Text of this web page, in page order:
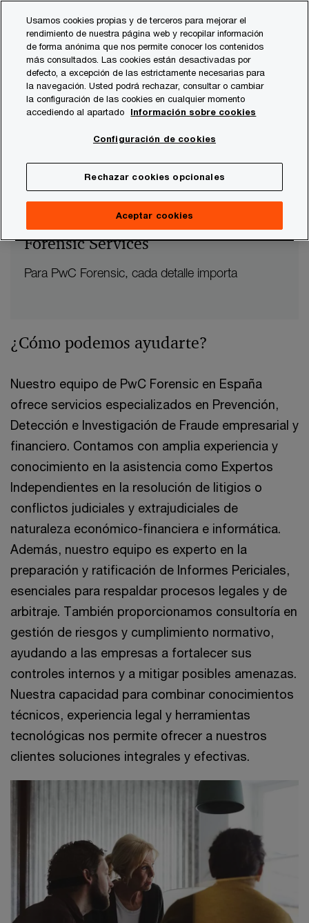
content
footer
Forensic Services
Forensic Services
Para PwC Forensic, cada detalle importa
¿Cómo podemos ayudarte?
Nuestro equipo de PwC Forensic en España
ofrece servicios especializados en Prevención,
Detección e Investigación de Fraude empresarial y
financiero. Contamos con amplia experiencia y
conocimiento en la asistencia como Expertos
Independientes en la resolución de litigios o
conflictos judiciales y extrajudiciales de
naturaleza económico-financiera e informática.
Además, nuestro equipo es experto en la
preparación y ratificación de Informes Periciales,
esenciales para respaldar procesos legales y de
arbitraje. También proporcionamos consultoría en
gestión de riesgos y cumplimiento normativo,
ayudando a las empresas a fortalecer sus
controles internos y a mitigar posibles amenazas.
Nuestra capacidad para combinar conocimientos
técnicos, experiencia legal y herramientas
tecnológicas nos permite ofrecer a nuestros
clientes soluciones integrales y efectivas.
Usamos cookies propias y de terceros para mejorar el
rendimiento de nuestra página web y recopilar información
de forma anónima que nos permite conocer los contenidos
más consultados. Las cookies están desactivadas por
defecto, a excepción de las estrictamente necesarias para
la navegación. Usted podrá rechazar, consultar o cambiar
la configuración de las cookies en cualquier momento
accediendo al apartado
Información sobre cookies
Configuración de cookies
Rechazar cookies opcionales
Aceptar cookies